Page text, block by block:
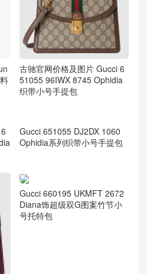
古驰官网价格及图片 Gucci 6
51055 96IWX 8745 Ophidia
织带小号手提包